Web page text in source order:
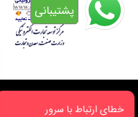
خطای ارتباط با سرور
پشتیبانی
تمامی حقوق مادی و معنوی